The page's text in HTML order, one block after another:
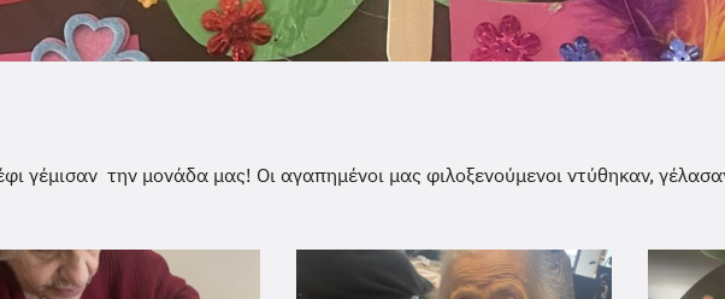
γέμισαν την μονάδα μας! Οι αγαπημένοι μας φιλοξενούμενοι ντύθηκαν,